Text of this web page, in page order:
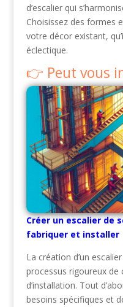
d’escalier qui
Choisissez des formes
votre décor existant,
éclectique.
Peut vous
Créer un escalier de
fabriquer et installer
La création d’un
processus rigoureux
d’installation. Tout
besoins spécifiques et